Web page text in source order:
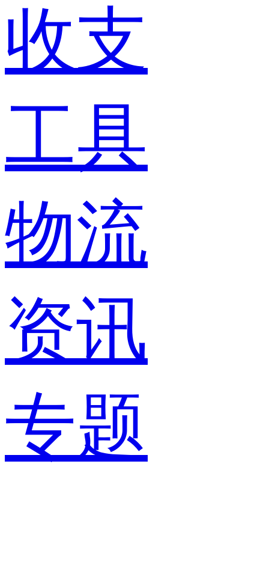
收支
工具
物流
资讯
专题